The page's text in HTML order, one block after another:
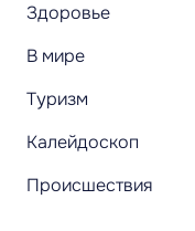
Здоровье
В мире
Туризм
Калейдоскоп
Происшествия